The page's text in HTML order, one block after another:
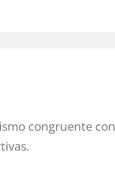
congruente